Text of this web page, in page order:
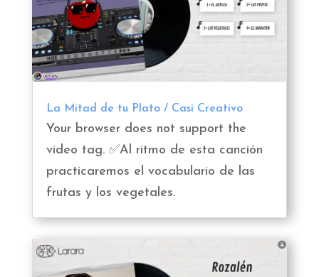
La Mitad de tu Plato / Casi Creativo
Your browser does not support the
video tag. ✅Al ritmo de esta canción
practicaremos el vocabulario de las
frutas y los vegetales.